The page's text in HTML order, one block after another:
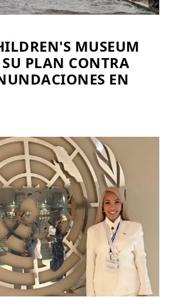
MUSEUM
PLAN CONTRA
EN